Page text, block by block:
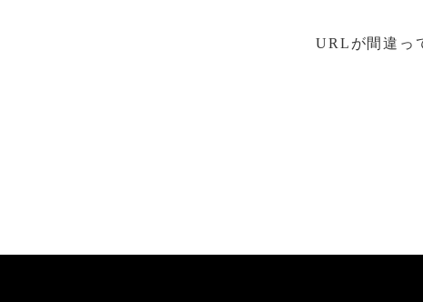
URLが間違っ